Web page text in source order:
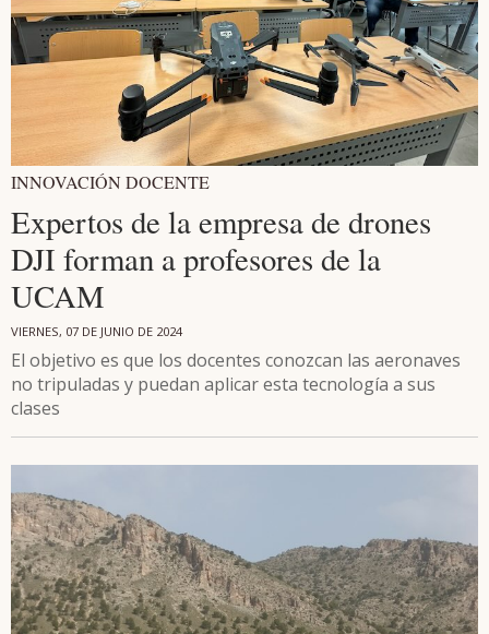
INNOVACIÓN DOCENTE
Expertos de la empresa de drones
DJI forman a profesores de la
UCAM
VIERNES, 07 DE JUNIO DE 2024
El objetivo es que los docentes conozcan las aeronaves
no tripuladas y puedan aplicar esta tecnología a sus
clases